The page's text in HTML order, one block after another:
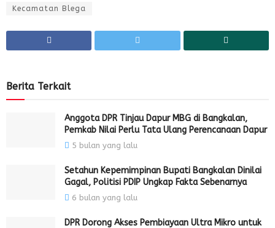
Kecamatan Blega
Berita Terkait
Anggota DPR Tinjau Dapur MBG di Bangkalan,
Pemkab Nilai Perlu Tata Ulang Perencanaan Dapur
5 bulan yang lalu
Setahun Kepemimpinan Bupati Bangkalan Dinilai
Gagal, Politisi PDIP Ungkap Fakta Sebenarnya
6 bulan yang lalu
DPR Dorong Akses Pembiayaan Ultra Mikro untuk